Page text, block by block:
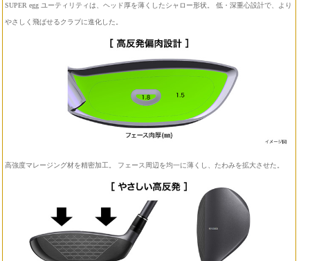
SUPER egg ユーティリティは、ヘッド厚を薄くしたシャロー形状。 低・深重心設計で、より
やさしく飛ばせるクラブに進化した。
高強度マレージング材を精密加工。 フェース周辺を均一に薄くし、たわみを拡大させた。